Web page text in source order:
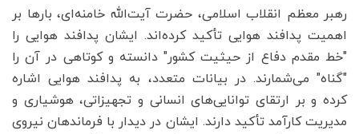
رهبر معظم انقلاب اسلامی، حضرت آیت‌الله خامنه‌ای، بارها بر
اهمیت پدافند هوایی تأکید کرده‌اند. ایشان پدافند هوایی را
"خط مقدم دفاع از حیثیت کشور" دانسته و کوتاهی در آن را
"گناه" می‌شمارند. در بیانات متعدد، به پدافند هوایی اشاره
کرده و بر ارتقای توانایی‌های انسانی و تجهیزاتی، هوشیاری و
مدیریت کارآمد تأکید دارند. ایشان در دیدار با فرماندهان نیروی